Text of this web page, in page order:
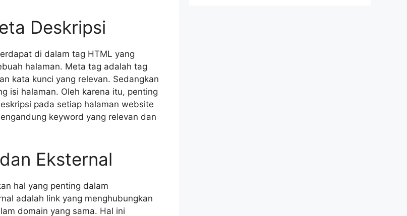
Deskripsi
di dalam tag HTML yang
halaman. Meta tag adalah tag
kata kunci yang relevan. Sedangkan
isi halaman. Oleh karena itu, penting
pada setiap halaman website
keyword yang relevan dan
Eksternal
hal yang penting dalam
adalah link yang menghubungkan
domain yang sama. Hal ini